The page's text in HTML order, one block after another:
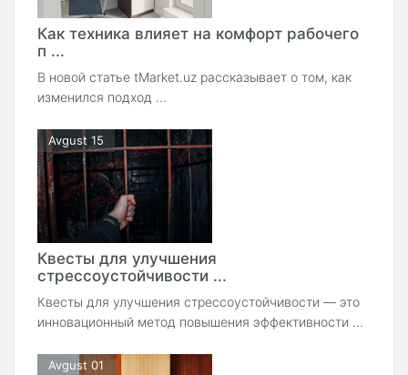
Как техника влияет на комфорт рабочего
п ...
В новой статье tMarket.uz рассказывает о том, как
изменился подход ...
Avgust 15
Квесты для улучшения
стрессоустойчивости ...
Квесты для улучшения стрессоустойчивости — это
инновационный метод повышения эффективности ...
Avgust 01